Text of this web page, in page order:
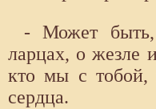
- Может
ларцах, о жезле
кто мы с тобой,
сердца.